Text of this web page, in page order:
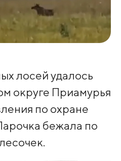
лосей удалось
округе Приамурья
по охране
бежала по